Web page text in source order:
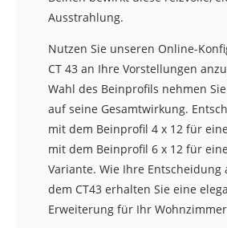
Ausstrahlung.
Nutzen Sie unseren Online-
CT 43 an Ihre Vorstellungen
Wahl des Beinprofils nehmen
auf seine Gesamtwirkung.
mit dem Beinprofil 4 x 12 für
mit dem Beinprofil 6 x 12 für
Variante. Wie Ihre
dem CT43 erhalten Sie eine
Erweiterung für Ihr